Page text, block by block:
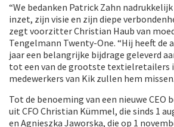
“We bedanken Patrick Zahn
inzet, zijn visie en zijn diepe
zegt voorzitter Christian Haub van
Tengelmann Twenty-One. “Hij heeft de
jaar een belangrijke bijdrage geleverd
tot een van de grootste textielretailers
medewerkers van Kik zullen hem
Tot de benoeming van een nieuwe CEO
uit CFO Christian Kümmel, die sinds 1
en Agnieszka Jaworska, die op 1